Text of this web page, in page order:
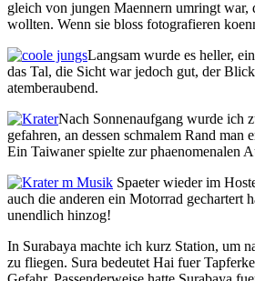
gleich von jungen Maennern umringt war,
wollten. Wenn sie bloss fotografieren
Langsam wurde es heller,
das Tal, die Sicht war jedoch gut, der
atemberaubend.
Nach Sonnenaufgang wurde ich
gefahren, an dessen schmalem Rand man
Ein Taiwaner spielte zur phaenomenalen
Spaeter wieder im
auch die anderen ein Motorrad gechartert
unendlich hinzog!
In Surabaya machte ich kurz Station, um
zu fliegen. Sura bedeutet Hai fuer